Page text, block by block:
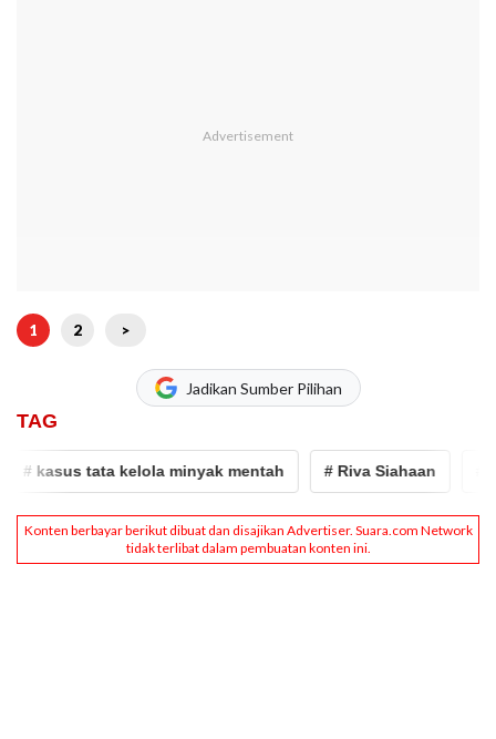
1 2 >
Jadikan Sumber Pilihan
TAG
# kasus tata kelola minyak mentah # Riva Siahaan